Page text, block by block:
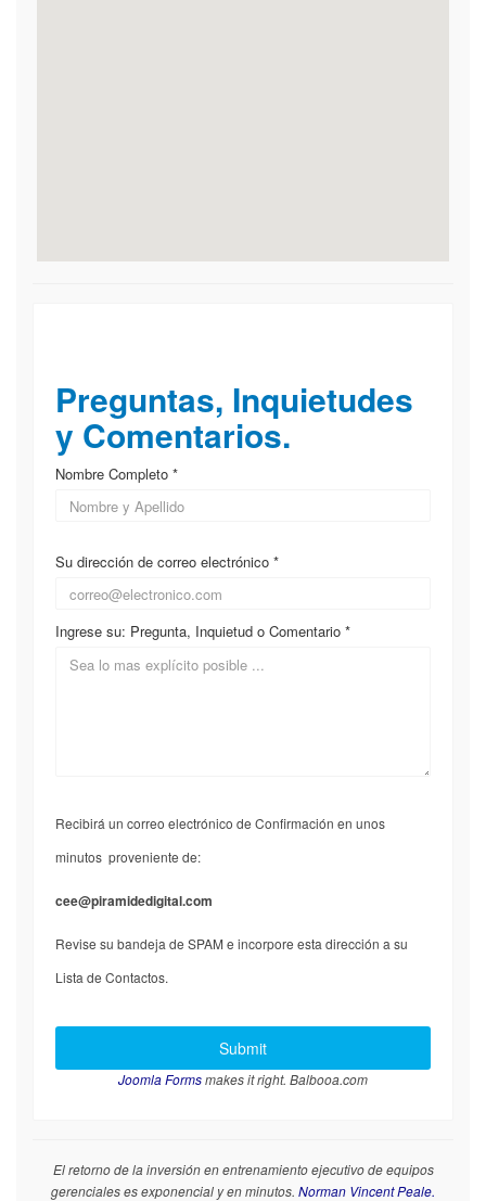
Preguntas, Inquietudes
y Comentarios.
Nombre Completo *
Su dirección de correo electrónico *
Ingrese su: Pregunta, Inquietud o Comentario *
Recibirá un correo electrónico de Confirmación en unos
minutos proveniente de:
cee@piramidedigital.com
Revise su bandeja de SPAM e incorpore esta dirección a su
Lista de Contactos.
Joomla Formsmakes it right. Balbooa.com
El retorno de la inversión en entrenamiento ejecutivo de equipos
gerenciales es exponencial y en minutos. Norman Vincent Peale.